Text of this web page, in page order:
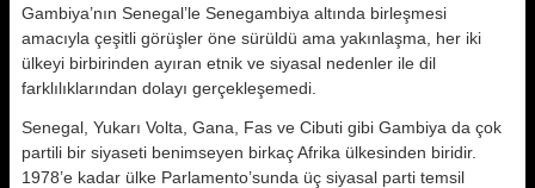
Gambiya’nın Senegal’le Senegambiya altında birleşmesi
amacıyla çeşitli görüşler öne sürüldü ama yakınlaşma, her iki
ülkeyi birbirinden ayıran etnik ve siyasal nedenler ile dil
farklılıklarından dolayı gerçekleşemedi.
Senegal, Yukarı Volta, Gana, Fas ve Cibuti gibi Gambiya da çok
partili bir siyaseti benimseyen birkaç Afrika ülkesinden biridir.
1978’e kadar ülke Parlamento’sunda üç siyasal parti temsil